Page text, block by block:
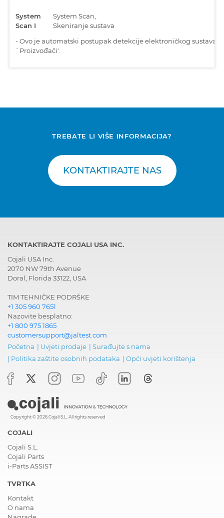
System
Scan I
System Scan,
Skeniranje sustava
-Ovo je automatski postupak detekcije elektroničkog
`Proizvođači'.
TREBATE LI VIŠE INFORMACIJA?
KONTAKTIRAJTE NAS
KONTAKTIRAJTE COJALI USA INC.
Cojali USA Inc.
2070 NW 79th Avenue
Doral, Florida 33122, USA
TIM TEHNIČKE PODRŠKE
+1 305 960 7651
Nazovite besplatno:
+1 800 975 1865
customersupport@jaltest.com
Početna | Uvjeti prodaje | Surađujte s nama
| Politika zaštite osobnih podataka | Opći uvjeti korištenja
Copyright © 2026 Cojali S.L. All rights reserved
COJALI
Cojali S.L.
Cojali Parts
i-Parts ASSIST
TVRTKA
Kontakt
O nama